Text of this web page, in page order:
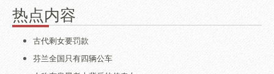
热点内容
古代剩女要罚款
芬兰全国只有四辆公车